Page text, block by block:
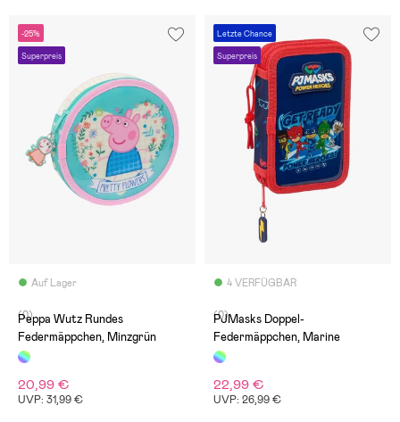
-25%
Superpreis
Auf Lager
(0)
Peppa Wutz Rundes
Federmäppchen, Minzgrün
20,99 €
UVP: 31,99 €
Letzte Chance
Superpreis
4 VERFÜGBAR
(0)
PJMasks Doppel-
Federmäppchen, Marine
22,99 €
UVP: 26,99 €